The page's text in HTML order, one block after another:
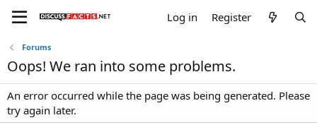
Log in Register
Forums
Oops! We ran into some problems.
An error occurred while the page was being generated. Please
try again later.